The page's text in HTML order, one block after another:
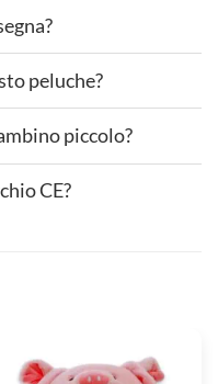
peluche?
piccolo?
CE?